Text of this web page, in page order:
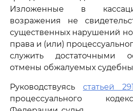
Изложенные в
возражения не
существенных нарушений
права и (или)
служить достаточными
отмены обжалуемых
Руководствуясь статьей
процессуального